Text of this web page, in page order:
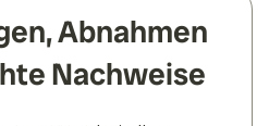
Abnahmen
Nachweise